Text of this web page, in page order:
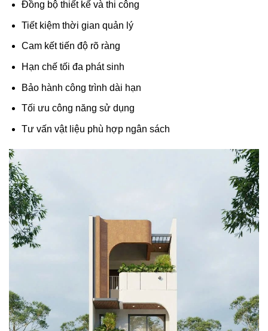
Đồng bộ thiết kế và thi công
Tiết kiệm thời gian quản lý
Cam kết tiến độ rõ ràng
Hạn chế tối đa phát sinh
Bảo hành công trình dài hạn
Tối ưu công năng sử dụng
Tư vấn vật liệu phù hợp ngân sách